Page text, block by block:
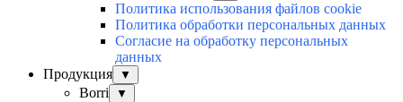
Политика использования файлов cookie
Политика обработки персональных данных
Согласие на обработку персональных
данных
Продукция
▼
Borri ▼